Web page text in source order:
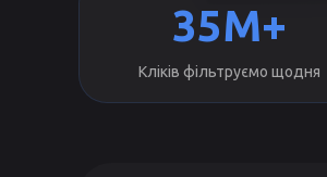
35M+
Кліків фільтруємо щодня